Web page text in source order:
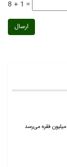
8 + 1 =
ارسال